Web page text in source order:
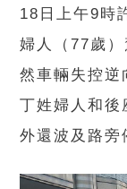
18日上午9時
婦人（77歲
然車輛失控逆
丁姓婦人和後
外還波及路旁